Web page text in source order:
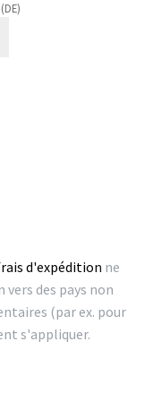
d'expédition ne
des pays non
(par ex. pour
s'appliquer.